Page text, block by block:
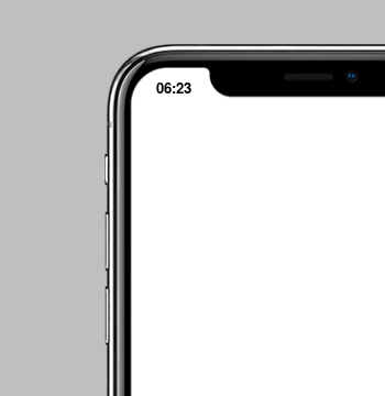
06:23